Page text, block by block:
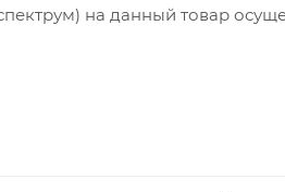
на данный товар